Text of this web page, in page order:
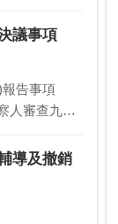
議事項
告事項
人審查九十
導及撤銷